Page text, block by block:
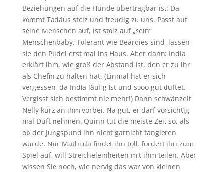
Beziehungen auf die Hunde übertragbar ist: Da
kommt Tadäus stolz und freudig zu uns. Passt auf
seine Menschen auf, ist stolz auf „sein“
Menschenbaby. Tolerant wie Beardies sind, lassen
sie den Pudel erst mal ins Haus. Aber dann: India
erklärt ihm, wie groß der Abstand ist, den er zu ihr
als Chefin zu halten hat. (Einmal hat er sich
vergessen, da India läufig ist und sooo gut duftet.
Vergisst sich bestimmt nie mehr!) Dann schwänzelt
Nelly kurz an ihm vorbei. Na gut, er darf vorsichtig
mal Duft nehmen. Quinn tut die meiste Zeit so, als
ob der Jungspund ihn nicht garnicht tangieren
würde. Nur Mathilda findet ihn toll, fordert ihn zum
Spiel auf, will Streicheleinheiten mit ihm teilen. Aber
wissen Sie noch, wie nervig das war von kleinen